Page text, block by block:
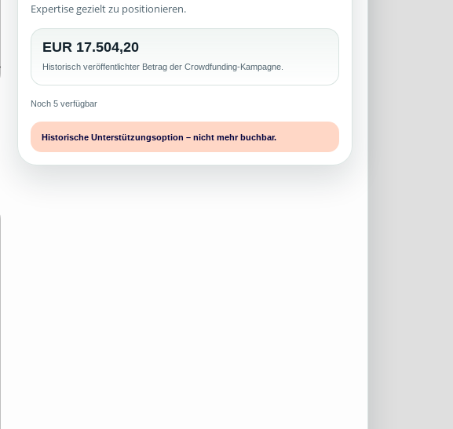
Expertise gezielt zu positionieren.
EUR 17.504,20
Historisch veröffentlichter Betrag der Crowdfunding-Kampagne.
Noch 5 verfügbar
Historische Unterstützungsoption – nicht mehr buchbar.